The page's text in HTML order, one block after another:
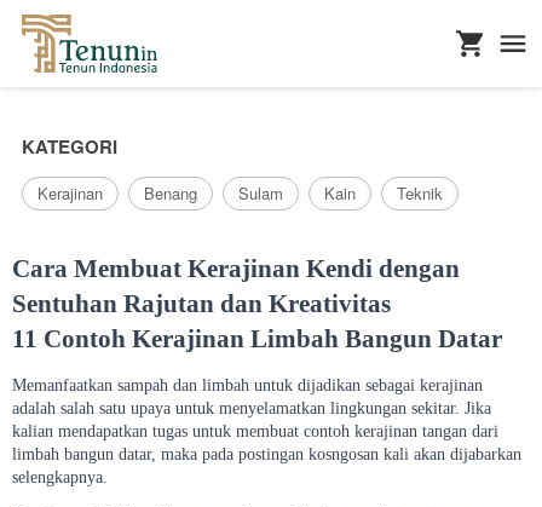
KATEGORI
Kerajinan Benang Sulam Kain Teknik
Cara Membuat Kerajinan Kendi dengan
Sentuhan Rajutan dan Kreativitas
11 Contoh Kerajinan Limbah Bangun Datar
Memanfaatkan sampah dan limbah untuk dijadikan sebagai kerajinan
adalah salah satu upaya untuk menyelamatkan lingkungan sekitar. Jika
kalian mendapatkan tugas untuk membuat contoh kerajinan tangan dari
limbah bangun datar, maka pada postingan kosngosan kali akan dijabarkan
selengkapnya.